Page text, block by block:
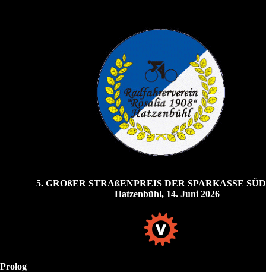
5. GROßER STRAßENPREIS DER SPARKASSE
Hatzenbühl, 14. Juni 2026
Prolog